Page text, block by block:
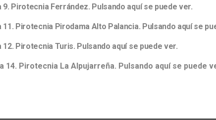
9. Pirotecnia Ferrández. Pulsando aquí se puede ver.
11. Pirotecnia Pirodama Alto Palancia. Pulsando aquí se
12. Pirotecnia Turis. Pulsando aquí se puede ver.
14. Pirotecnia La Alpujarreña. Pulsando aquí se puede